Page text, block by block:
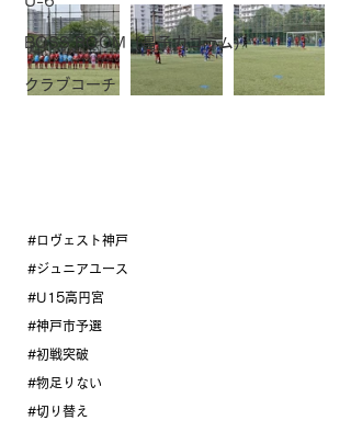
BOSS ROOM（昌子力コラム）
クラブコーチ
#ロヴェスト神戸
#ジュニアユース
#U15高円宮
#神戸市予選
#初戦突破
#物足りない
#切り替え